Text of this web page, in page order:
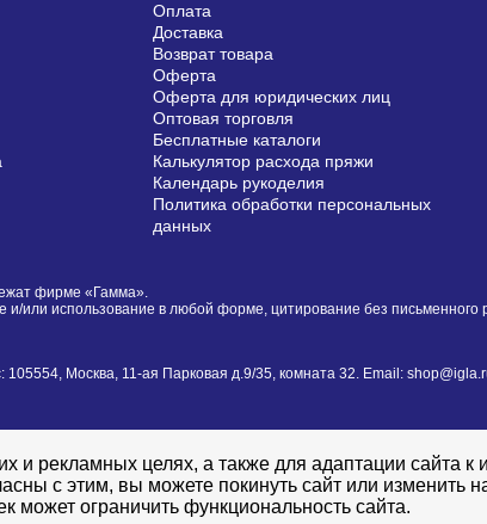
Оплата
Доставка
Возврат товара
Оферта
Оферта для юридических лиц
Оптовая торговля
Бесплатные каталоги
Калькулятор расхода пряжи
Календарь рукоделия
Политика обработки персональных
данных
фирме «Гамма».
и/или использование в любой форме, цитирование без
Москва, 11-ая Парковая д.9/35, комната 32. Email:
и рекламных целях, а также для адаптации сайта к
с этим, вы можете покинуть сайт или изменить
ограничить функциональность сайта.